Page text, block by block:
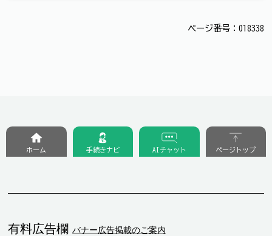
ページ番号：018338
有料広告欄 バナー広告掲載のご案内
ホーム 手続きナビ AIチャット ページトップ